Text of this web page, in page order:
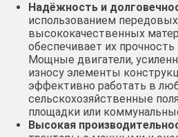
Надёжность и
использованием передовых
высококачественных
обеспечивает их прочность
Мощные двигатели,
износу элементы
эффективно работать в
сельскохозяйственные
площадки или
Высокая